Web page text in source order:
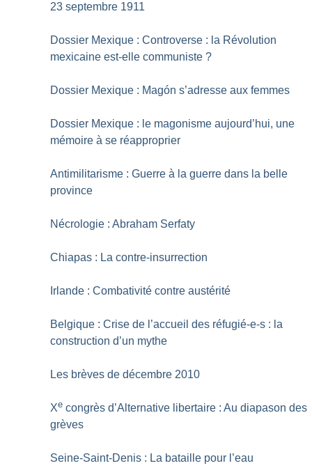
23 septembre 1911
Dossier Mexique : Controverse : la Révolution
mexicaine est-elle communiste ?
Dossier Mexique : Magón s’adresse aux femmes
Dossier Mexique : le magonisme aujourd’hui, une
mémoire à se réapproprier
Antimilitarisme : Guerre à la guerre dans la belle
province
Nécrologie : Abraham Serfaty
Chiapas : La contre-insurrection
Irlande : Combativité contre austérité
Belgique : Crise de l’accueil des réfugié-e-s : la
construction d’un mythe
Les brèves de décembre 2010
Xe congrès d’Alternative libertaire : Au diapason des
grèves
Seine-Saint-Denis : La bataille pour l’eau